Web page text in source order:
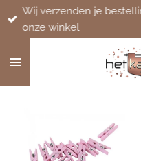
Ga
direct
de
Wij verzenden je
onze winkel